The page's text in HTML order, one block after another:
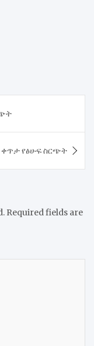
ቀጥታ የፅሁፍ ስርጭት
Required fields are